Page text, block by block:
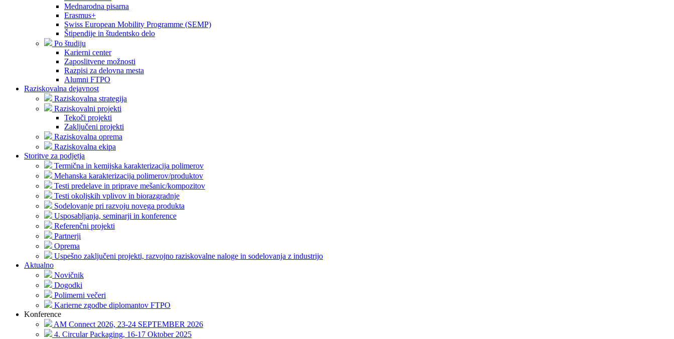
Mednarodna pisarna
Erasmus+
Swiss European Mobility Programme (SEMP)
Štipendije in študentsko delo
Po študiju
Karierni center
Zaposlitvene možnosti
Razpisi za delovna mesta
Alumni FTPO
Raziskovalna dejavnost
Raziskovalna strategija
Raziskovalni projekti
Tekoči projekti
Zaključeni projekti
Raziskovalna oprema
Raziskovalna ekipa
Storitve za podjetja
Termična in kemijska karakterizacija polimerov
Mehanska karakterizacija polimerov/produktov
Testi predelave in priprave mešanic/kompozitov
Testi okoljskih vplivov in biorazgradnje
Sodelovanje pri razvoju novega produkta
Usposabljanja, seminarji in konference
Referenčni projekti
Partnerji
Oprema
Uspešno zaključeni projekti, razvojno raziskovalne naloge in sodelovanja z industrijo
Aktualno
Novičnik
Dogodki
Polimerni večeri
Karierne zgodbe diplomantov FTPO
Konference
AM Connect 2026, 23-24 SEPTEMBER 2026
4. Circular Packaging, 16-17 Oktober 2025